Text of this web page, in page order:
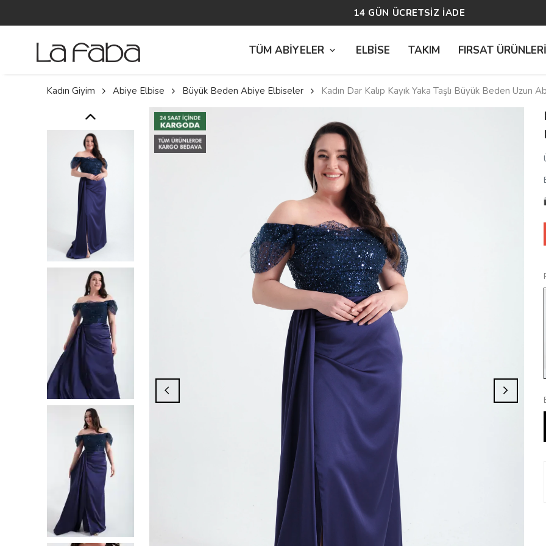
14 GÜN ÜCRETSİZ İADE
TÜM ABİYELER ELBİSE TAKIM FIRSAT ÜRÜNLERİ
Kadın Giyim Abiye Elbise Büyük Beden Abiye Elbiseler Kadın Dar Kalıp Kayık Yaka Taşlı Büyük Beden Uzun